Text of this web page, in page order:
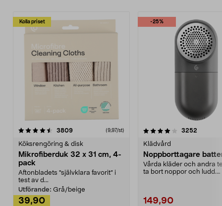
Kolla priset
3809recensioner (9,97/st)
Köksrengöring & disk
Mikrofiberduk 32 x 31 cm, 4-
pack
Aftonbladets "självklara favorit” i
test av d...
Utförande: Grå/beige
39,90
-25%
4.0av 5 stjärnor 3252
Klädvård
Noppborttagare
Vårda kläder och andra
ta bort noppor och ludd.
149,90
4.5av 5 stjärnor